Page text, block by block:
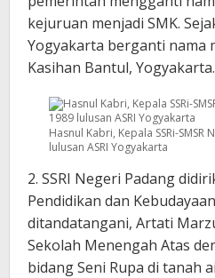
kejuruan menjadi SMK.
Yogyakarta berganti nama
Kasihan Bantul, Yogyakarta.
Hasnul Kabri, Kepala SSRi-
lulusan ASRI Yogyakarta
2. SSRI Negeri Padang
Pendidikan dan
ditandatangani, Artati
Sekolah Menengah Atas
bidang Seni Rupa di tanah